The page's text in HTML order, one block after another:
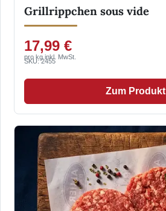
Grillrippchen sous vide
17,99 €
pro kg inkl. MwSt.
SKU: 2455
Zum Produkt